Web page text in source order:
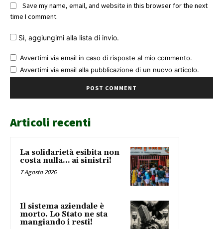
Save my name, email, and website in this browser for the next
time I comment.
Sì, aggiungimi alla lista di invio.
Avvertimi via email in caso di risposte al mio commento.
Avvertimi via email alla pubblicazione di un nuovo articolo.
Articoli recenti
La solidarietà esibita non
costa nulla… ai sinistri!
7 Agosto 2026
Il sistema aziendale è
morto. Lo Stato ne sta
mangiando i resti!